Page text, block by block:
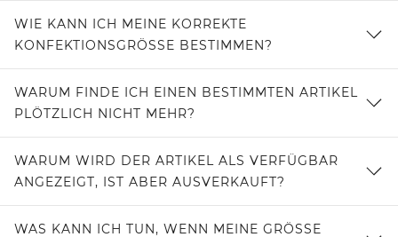
WIE KANN ICH MEINE KORREKTE
KONFEKTIONSGRÖSSE BESTIMMEN?
WARUM FINDE ICH EINEN BESTIMMTEN ARTIKEL
PLÖTZLICH NICHT MEHR?
WARUM WIRD DER ARTIKEL ALS VERFÜGBAR
ANGEZEIGT, IST ABER AUSVERKAUFT?
WAS KANN ICH TUN, WENN MEINE GRÖSSE A